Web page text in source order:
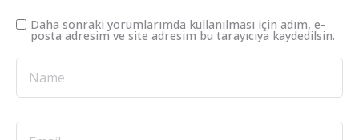
Daha sonraki yorumlarımda kullanılması için adım, e-
posta adresim ve site adresim bu tarayıcıya kaydedilsin.